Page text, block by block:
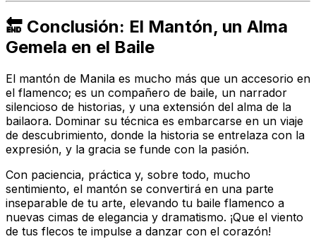
🔚 Conclusión: El Mantón, un Alma
Gemela en el Baile
El mantón de Manila es mucho más que un accesorio en
el flamenco; es un compañero de baile, un narrador
silencioso de historias, y una extensión del alma de la
bailaora. Dominar su técnica es embarcarse en un viaje
de descubrimiento, donde la historia se entrelaza con la
expresión, y la gracia se funde con la pasión.
Con paciencia, práctica y, sobre todo, mucho
sentimiento, el mantón se convertirá en una parte
inseparable de tu arte, elevando tu baile flamenco a
nuevas cimas de elegancia y dramatismo. ¡Que el viento
de tus flecos te impulse a danzar con el corazón!